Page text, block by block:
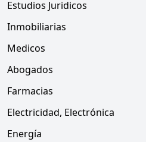
Estudios Juridicos
Inmobiliarias
Medicos
Abogados
Farmacias
Electricidad, Electrónica
Energía